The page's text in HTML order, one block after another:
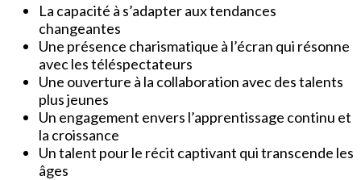
La capacité à s’adapter aux tendances
changeantes
Une présence charismatique à l’écran qui résonne
avec les téléspectateurs
Une ouverture à la collaboration avec des talents
plus jeunes
Un engagement envers l’apprentissage continu et
la croissance
Un talent pour le récit captivant qui transcende les
âges